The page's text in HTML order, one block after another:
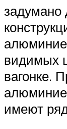
задумано
видимых
вагонке.
имеют